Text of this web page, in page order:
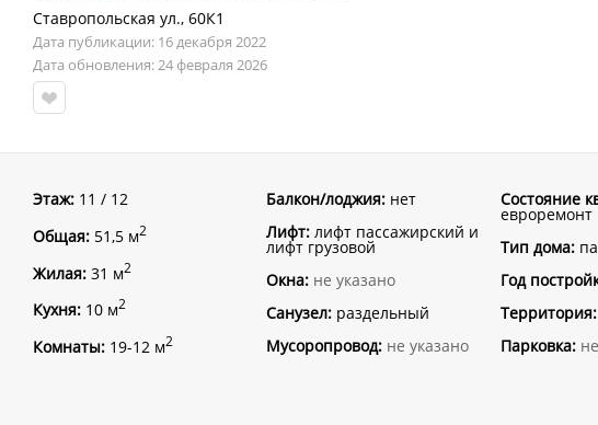
Ставропольская ул., 60К1
Дата публикации: 16 декабря 2022
Дата обновления: 24 февраля 2026
Этаж: 11 / 12
Общая: 51,5 м2
Жилая: 31 м2
Кухня: 10 м2
Комнаты: 19-12 м2
Балкон/лоджия: нет
Лифт: лифт пассажирский и
лифт грузовой
Окна: не указано
Санузел: раздельный
Мусоропровод: не указано
Состояние
евроремонт
Тип дома:
Год
Территория:
Парковка: